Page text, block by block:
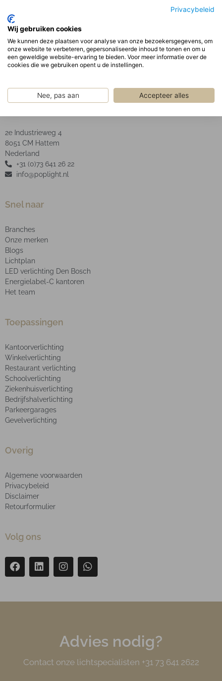
Privacybeleid
Wij gebruiken cookies
We kunnen deze plaatsen voor analyse van onze bezoekersgegevens, om
onze website te verbeteren, gepersonaliseerde inhoud te tonen en om u
een geweldige website-ervaring te bieden. Voor meer informatie over de
cookies die we gebruiken opent u de instellingen.
Nee, pas aan Accepteer alles
uniforme schaduwvrije verlichting uit het armatuur.
LED type: SMD
2e Industrieweg 4
8051 CM Hattem
Nederland
+31 (0)73 641 26 22
info@poplight.nl
Snel naar
Branches
Onze merken
Blogs
Lichtplan
LED verlichting Den Bosch
Energielabel-C kantoren
Het team
Toepassingen
Kantoorverlichting
Winkelverlichting
Restaurant verlichting
Schoolverlichting
Ziekenhuisverlichting
Bedrijfshalverlichting
Parkeergarages
Gevelverlichting
Overig
Algemene voorwaarden
Privacybeleid
Disclaimer
Retourformulier
Volg ons
Advies nodig?
Contact onze lichtspecialisten +31 73 641 2622